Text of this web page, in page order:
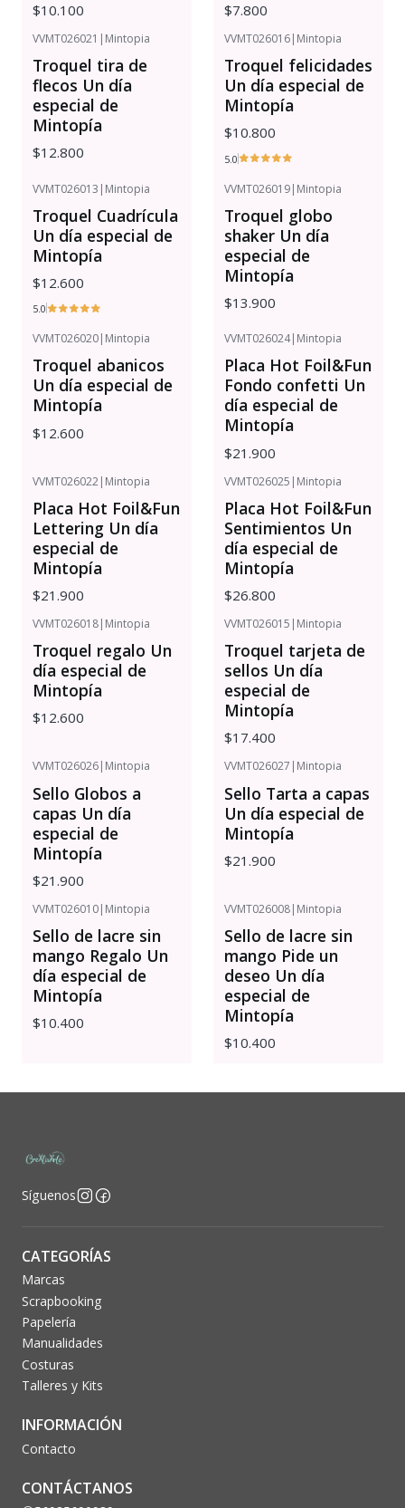
$10.100 $7.800
VVMT026021 | Mintopia
Troquel tira de
flecos Un día
especial de
Mintopía
$12.800
VVMT026016| Mintopia
Troquel felicidades
Un día especial de
Mintopía
$10.800
5.0
VVMT026013 | Mintopia
Troquel Cuadrícula
Un día especial de
Mintopía
$12.600
5.0
VVMT026019| Mintopia
Troquel globo
shaker Un día
especial de
Mintopía
$13.900
VVMT026020| Mintopia
Troquel abanicos
Un día especial de
Mintopía
$12.600
VVMT026024| Mintopia
Placa Hot Foil&Fun
Fondo confetti Un
día especial de
Mintopía
$21.900
VVMT026022| Mintopia
Placa Hot Foil&Fun
Lettering Un día
especial de
Mintopía
$21.900
VVMT026025 | Mintopia
Placa Hot Foil&Fun
Sentimientos Un
día especial de
Mintopía
$26.800
VVMT026018| Mintopia
Troquel regalo Un
día especial de
Mintopía
$12.600
VVMT026015 | Mintopia
Troquel tarjeta de
sellos Un día
especial de
Mintopía
$17.400
VVMT026026| Mintopia
Sello Globos a
capas Un día
especial de
Mintopía
$21.900
VVMT026027 | Mintopia
Sello Tarta a capas
Un día especial de
Mintopía
$21.900
VVMT026010| Mintopia
Sello de lacre sin
mango Regalo Un
día especial de
Mintopía
$10.400
VVMT026008| Mintopia
Sello de lacre sin
mango Pide un
deseo Un día
especial de
Mintopía
$10.400
Síguenos
CATEGORÍAS
Marcas
Scrapbooking
Papelería
Manualidades
Costuras
Talleres y Kits
INFORMACIÓN
Contacto
CONTÁCTANOS